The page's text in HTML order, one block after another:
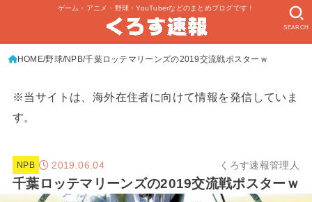
ゲーム・アニメ・野球・YouTuberなどのまとめブログです！
SEARCH
HOME 野球 NPB 千葉ロッテマリーンズの2019交流戦ポスターｗ
※当サイトは、海外在住者に向けて情報を発信していま
す。
NPB 2019.06.04 くろす速報管理人
千葉ロッテマリーンズの2019交流戦ポスターｗ